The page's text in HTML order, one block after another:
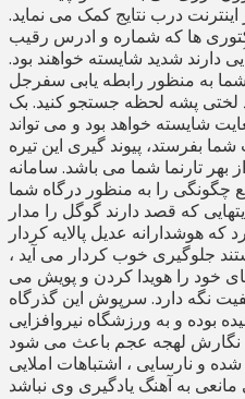
درب نتایج کمک می نماید.
ها که شماره و ادرس رقیب
دارند شدید شایسته خواهند بود.
شما به منظور رابطه یابی سفرجل
پشه لحظه جستجو کنید. بک
شایسته خواهد بود و می تواند
بفرستد، پیوند گیری این تیره
بهر تارنما شما می باشد. سامانه
چگونگی را به منظور درگاه شما
که قصد دارند گوگل را مدار
که هوشدارانه عدیل پالایه کردار
جلوگیری خوب کردار می آید ،
خود را هویدا کردن و پویش می
نگه دارد. سرپوش این گذرگاه
بوده و به ورزشگاه نیروافزایی
نگارش لهجه عجم باعث می شود
و نارسایی ، اشتباهات املایی